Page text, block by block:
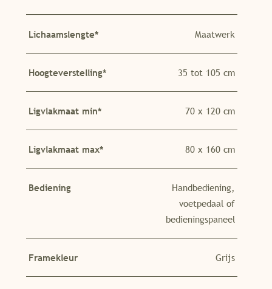
Lichaamslengte* Maatwerk
Hoogteverstelling* 35 tot 105 cm
Ligvlakmaat min* 70 x 120 cm
Ligvlakmaat max* 80 x 160 cm
Bediening
Handbediening,
voetpedaal of
bedieningspaneel
Framekleur Grijs